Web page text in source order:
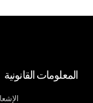
المعلومات القانونية